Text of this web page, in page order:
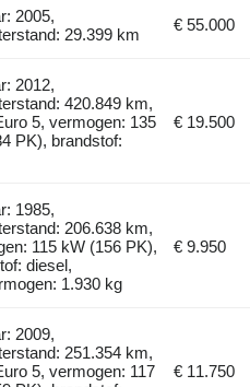
2005,
29.399 km
€ 55.000
2012,
420.849 km,
5, vermogen: 135
PK), brandstof:
€ 19.500
1985,
206.638 km,
115 kW (156 PK),
diesel,
1.930 kg
€ 9.950
2009,
251.354 km,
5, vermogen: 117
€ 11.750